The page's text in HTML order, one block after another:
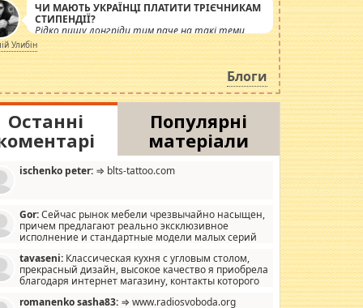
ЧИ МАЮТЬ УКРАЇНЦІ ПЛАТИТИ ТРІЄЧНИКАМ
СТИПЕНДІЇ?
Рідко пишу лонгріди тим паче на такі теми,
але вже просто дістало! Обурюють сьогоднішні
інсенуації навколо стипендіального питання.
Штучно роздувається ще одна соціальна
катастрофа.
Улибін
Блоги
Останні
Популярні
матеріали
ischenko peter: ⇒ blts-tattoo.com
Gor:Сейчас рынок мебели чрезвычайно насыщен,
причем предлагают реально эксклюзивное
исполнение и стандартные модели малых серий
мало походит на стандартные формы, в MebelOk,
и что главное - со вкусом все в порядке,
ненужных наворотов удорожающих мебель, а это не
tavaseni: Классическая кухня с угловым столом,
прекрасный дизайн, высокое качество я приобрела
благодаря интернет магазину, контакты которого
romanenko sasha83: ⇒ www.radiosvoboda.org